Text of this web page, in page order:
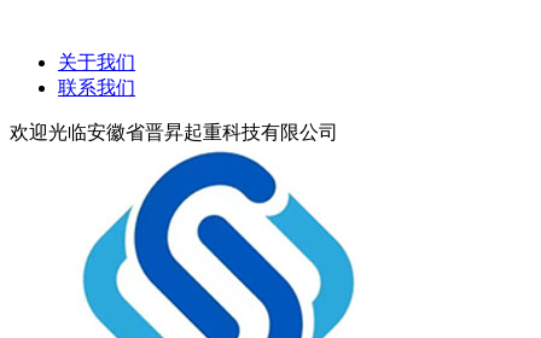
关于我们
联系我们
欢迎光临安徽省晋昇起重科技有限公司